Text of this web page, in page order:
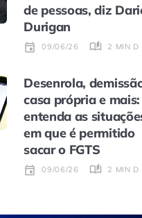
de pessoas, diz
Durigan
09/06/26 2 MIN
Desenrola,
casa própria e mais:
entenda as
em que é permitido
sacar o FGTS
09/06/26 2 MIN